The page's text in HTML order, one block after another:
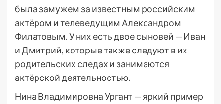
была замужем за известным российским
актёром и телеведущим Александром
Филатовым. У них есть двое сыновей — Иван
и Дмитрий, которые также следуют в их
родительских следах и занимаются
актёрской деятельностью.
Нина Владимировна Ургант — яркий пример